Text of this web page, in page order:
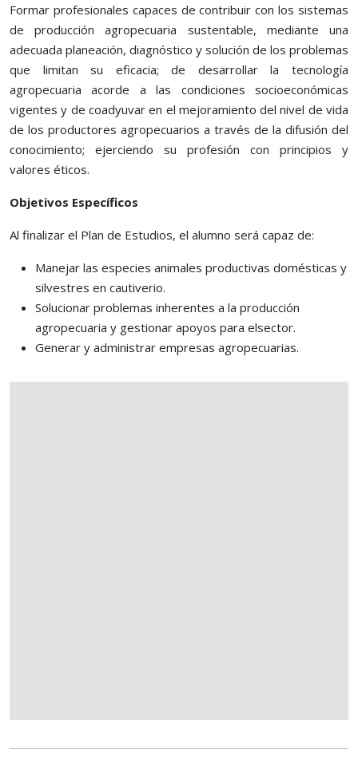
Formar profesionales capaces de contribuir con los sistemas
de producción agropecuaria sustentable, mediante una
adecuada planeación, diagnóstico y solución de los problemas
que limitan su eficacia; de desarrollar la tecnología
agropecuaria acorde a las condiciones socioeconómicas
vigentes y de coadyuvar en el mejoramiento del nivel de vida
de los productores agropecuarios a través de la difusión del
conocimiento; ejerciendo su profesión con principios y
valores éticos.
Objetivos Específicos
Al finalizar el Plan de Estudios, el alumno será capaz de:
Manejar las especies animales productivas domésticas y
silvestres en cautiverio.
Solucionar problemas inherentes a la producción
agropecuaria y gestionar apoyos para elsector.
Generar y administrar empresas agropecuarias.